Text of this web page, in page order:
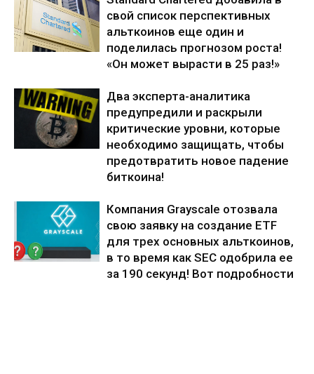
свой список перспективных
альткоинов еще один и
поделилась прогнозом роста!
«Он может вырасти в 25 раз!»
Два эксперта-аналитика
предупредили и раскрыли
критические уровни, которые
необходимо защищать, чтобы
предотвратить новое падение
биткоина!
Компания Grayscale отозвала
свою заявку на создание ETF
для трех основных альткоинов,
в то время как SEC одобрила ее
за 190 секунд! Вот подробности